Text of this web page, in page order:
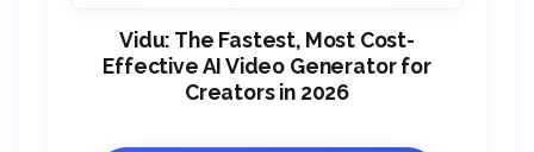
Vidu: The Fastest, Most Cost-
Effective AI Video Generator for
Creators in 2026